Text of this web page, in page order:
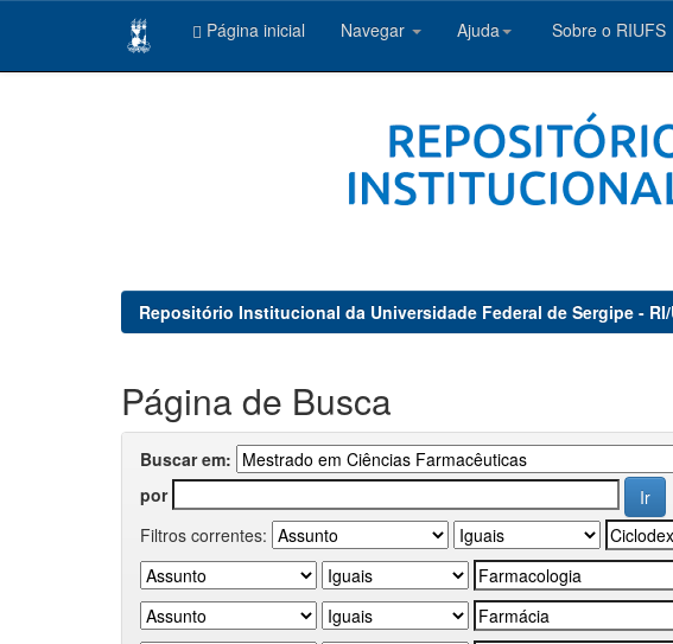
Página inicial Navegar Ajuda Sobre o RIUFS
Repositório Institucional da Universidade Federal de Sergipe - RI/
Página de Busca
Buscar em:
por
Filtros correntes: